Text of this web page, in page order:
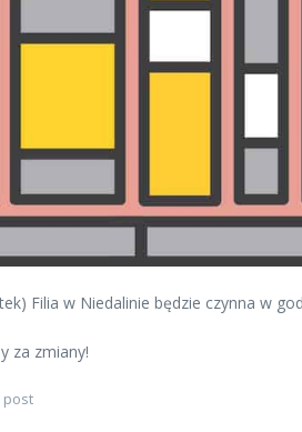
Filia w Niedalinie będzie czynna w
za zmiany!
post